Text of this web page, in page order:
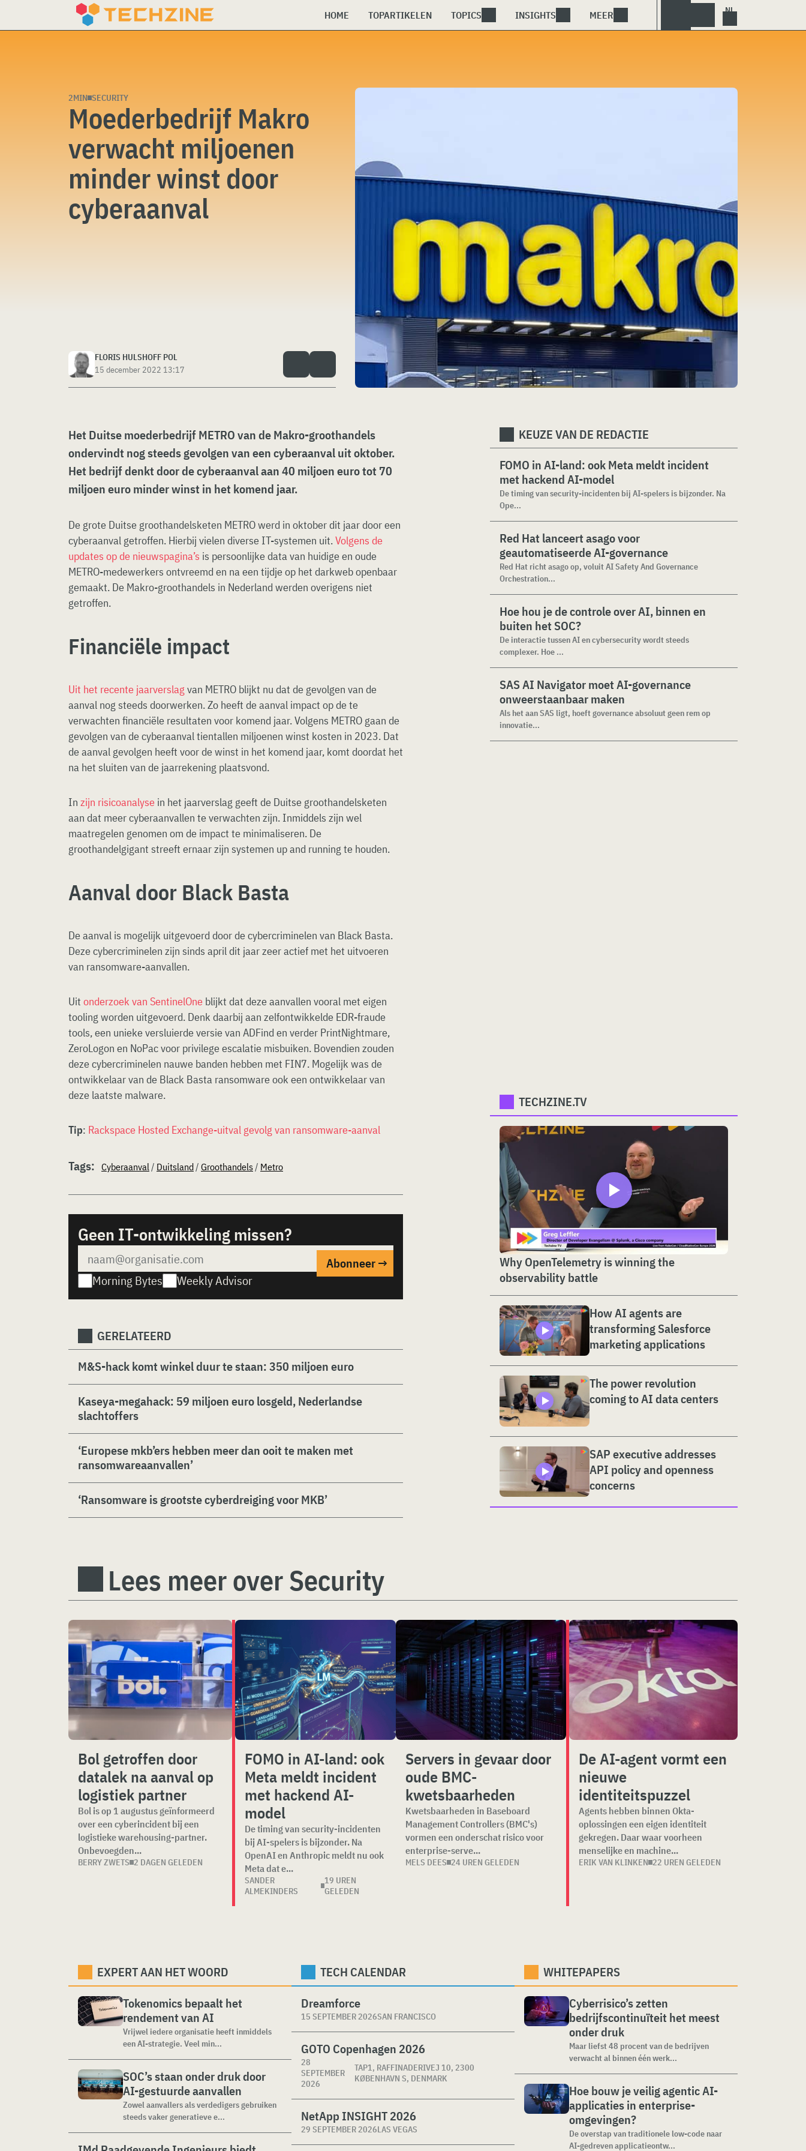
HOME TOPARTIKELEN TOPICS INSIGHTS MEER
2MIN SECURITY
Moederbedrijf Makro
verwacht miljoenen
minder winst door
cyberaanval
FLORIS HULSHOFF POL
15 december 2022 13:17
Het Duitse moederbedrijf METRO van de Makro-groothandels
ondervindt nog steeds gevolgen van een cyberaanval uit oktober.
Het bedrijf denkt door de cyberaanval aan 40 miljoen euro tot 70
miljoen euro minder winst in het komend jaar.
De grote Duitse groothandelsketen METRO werd in oktober dit jaar door een
cyberaanval getroffen. Hierbij vielen diverse IT-systemen uit.Volgens de
updates op de nieuwspagina’s is persoonlijke data van huidige en oude
METRO-medewerkers ontvreemd en na een tijdje op het darkweb openbaar
gemaakt. De Makro-groothandels in Nederland werden overigens niet
getroffen.
Financiële impact
Uit het recente jaarverslag van METRO blijkt nu dat de gevolgen van de
aanval nog steeds doorwerken. Zo heeft de aanval impact op de te
verwachten financiële resultaten voor komend jaar. Volgens METRO gaan de
gevolgen van de cyberaanval tientallen miljoenen winst kosten in 2023. Dat
de aanval gevolgen heeft voor de winst in het komend jaar, komt doordat het
na het sluiten van de jaarrekening plaatsvond.
In zijn risicoanalyse in het jaarverslag geeft de Duitse groothandelsketen
aan dat meer cyberaanvallen te verwachten zijn. Inmiddels zijn wel
maatregelen genomen om de impact te minimaliseren. De
groothandelgigant streeft ernaar zijn systemen up and running te houden.
Aanval door Black Basta
De aanval is mogelijk uitgevoerd door de cybercriminelen van Black Basta.
Deze cybercriminelen zijn sinds april dit jaar zeer actief met het uitvoeren
van ransomware-aanvallen.
Uit onderzoek van SentinelOne blijkt dat deze aanvallen vooral met eigen
tooling worden uitgevoerd. Denk daarbij aan zelfontwikkelde EDR-fraude
tools, een unieke versluierde versie van ADFind en verder PrintNightmare,
ZeroLogon en NoPac voor privilege escalatie misbuiken. Bovendien zouden
deze cybercriminelen nauwe banden hebben met FIN7. Mogelijk was de
ontwikkelaar van de Black Basta ransomware ook een ontwikkelaar van
deze laatste malware.
Tip: Rackspace Hosted Exchange-uitval gevolg van ransomware-aanval
Tags: Cyberaanval/ Duitsland/ Groothandels/ Metro
Geen IT-ontwikkeling missen?
Morning Bytes Weekly Advisor
GERELATEERD
M&S-hack komt winkel duur te staan: 350 miljoen euro
Kaseya-megahack: 59 miljoen euro losgeld, Nederlandse
slachtoffers
‘Europese mkb’ers hebben meer dan ooit te maken met
ransomwareaanvallen’
‘Ransomware is grootste cyberdreiging voor MKB’
KEUZE VAN DE REDACTIE
FOMO in AI-land: ook Meta meldt incident
met hackend AI-model
De timing van security-incidenten bij AI-spelers is bijzonder. Na
Ope...
Red Hat lanceert asago voor
geautomatiseerde AI-governance
Red Hat richt asago op, voluit AI Safety And Governance
Orchestration...
Hoe hou je de controle over AI, binnen en
buiten het SOC?
De interactie tussen AI en cybersecurity wordt steeds
complexer. Hoe ...
SAS AI Navigator moet AI-governance
onweerstaanbaar maken
Als het aan SAS ligt, hoeft governance absoluut geen rem op
innovatie...
TECHZINE.TV
Why OpenTelemetry is winning the
observability battle
How AI agents are
transforming Salesforce
marketing applications
The power revolution
coming to AI data centers
SAP executive addresses
API policy and openness
concerns
Lees meer over Security
Bol getroffen door
datalek na aanval op
logistiek partner
Bol is op 1 augustus geïnformeerd
over een cyberincident bij een
logistieke warehousing-partner.
Onbevoegden...
BERRY ZWETS 2 DAGEN GELEDEN
FOMO in AI-land: ook
Meta meldt incident
met hackend AI-
model
De timing van security-incidenten
bij AI-spelers is bijzonder. Na
OpenAI en Anthropic meldt nu ook
Meta dat e...
SANDER
ALMEKINDERS
19 UREN
GELEDEN
Servers in gevaar door
oude BMC-
kwetsbaarheden
Kwetsbaarheden in Baseboard
Management Controllers (BMC's)
vormen een onderschat risico voor
enterprise-serve...
MELS DEES 24 UREN GELEDEN
De AI-agent vormt een
nieuwe
identiteitspuzzel
Agents hebben binnen Okta-
oplossingen een eigen identiteit
gekregen. Daar waar voorheen
menselijke en machine...
ERIK VAN KLINKEN 22 UREN GELEDEN
EXPERT AAN HET WOORD
Tokenomics bepaalt het
rendement van AI
Vrijwel iedere organisatie heeft inmiddels
een AI-strategie. Veel min...
SOC’s staan onder druk door
AI-gestuurde aanvallen
Zowel aanvallers als verdedigers gebruiken
steeds vaker generatieve e...
TECH CALENDAR
Dreamforce
15 SEPTEMBER 2026SAN FRANCISCO
GOTO Copenhagen 2026
28
SEPTEMBER
2026
TAP1, RAFFINADERIVEJ 10, 2300
KØBENHAVN S, DENMARK
NetApp INSIGHT 2026
29 SEPTEMBER 2026LAS VEGAS
WHITEPAPERS
Cyberrisico’s zetten
bedrijfscontinuïteit het meest
onder druk
Maar liefst 48 procent van de bedrijven
verwacht al binnen één werk...
Hoe bouw je veilig agentic AI-
applicaties in enterprise-
omgevingen?
De overstap van traditionele low-code naar
AI-gedreven applicatieontw...